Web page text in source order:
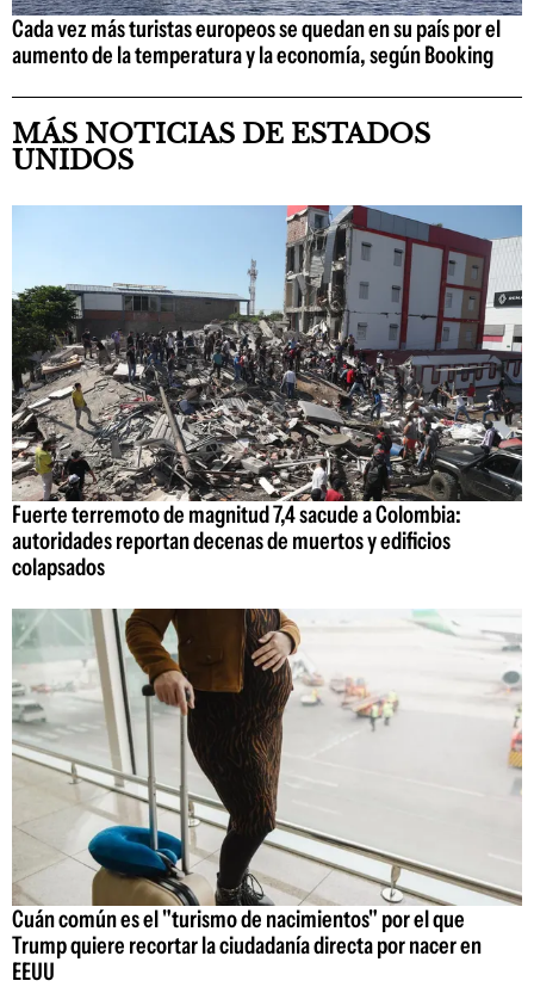
Cada vez más turistas europeos se quedan en su país por el
aumento de la temperatura y la economía, según Booking
MÁS NOTICIAS DE ESTADOS
UNIDOS
Fuerte terremoto de magnitud 7,4 sacude a Colombia:
autoridades reportan decenas de muertos y edificios
colapsados
Cuán común es el "turismo de nacimientos" por el que
Trump quiere recortar la ciudadanía directa por nacer en
EEUU